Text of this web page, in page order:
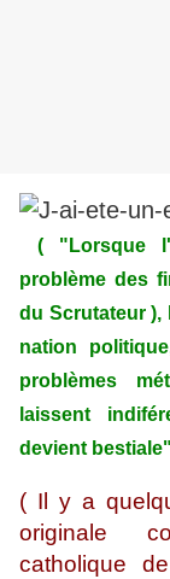
( "Lorsque
problème des
du Scrutateur ),
nation
problèmes
laissent
devient
( Il y a
originale
catholique